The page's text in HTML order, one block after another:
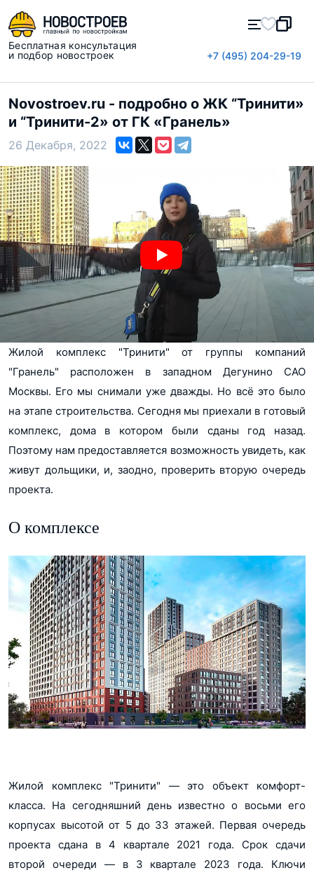
Бесплатная консультация
и подбор новостроек
+7 (495) 204-29-19
Novostroev.ru - подробно о ЖК “Тринити»
и “Тринити-2» от ГК «Гранель»
26 Декабря, 2022
Жилой комплекс "Тринити" от группы компаний
"Гранель" расположен в западном Дегунино САО
Москвы. Его мы снимали уже дважды. Но всё это было
на этапе строительства. Сегодня мы приехали в готовый
комплекс, дома в котором были сданы год назад.
Поэтому нам предоставляется возможность увидеть, как
живут дольщики, и, заодно, проверить вторую очередь
проекта.
О комплексе
Жилой комплекс "Тринити" ― это объект комфорт-
класса. На сегодняшний день известно о восьми его
корпусах высотой от 5 до 33 этажей. Первая очередь
проекта сдана в 4 квартале 2021 года. Срок сдачи
второй очереди ― в 3 квартале 2023 года. Ключи